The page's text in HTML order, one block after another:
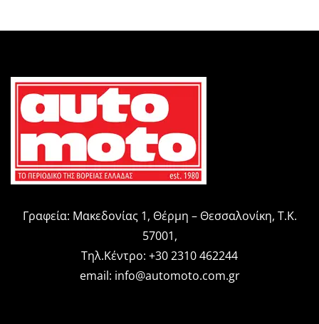
Γραφεία: Μακεδονίας 1, Θέρμη – Θεσσαλονίκη, Τ.Κ.
57001,
Τηλ.Κέντρο: +30 2310 462244
email: info@automoto.com.gr